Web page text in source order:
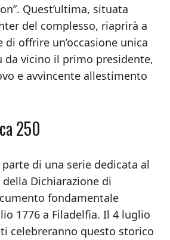
Quest’ultima, situata
del complesso, riaprirà a
offrire un’occasione unica
da vicino il primo presidente,
e avvincente allestimento
250
di una serie dedicata al
Dichiarazione di
fondamentale
1776 a Filadelfia. Il 4 luglio
celebreranno questo storico